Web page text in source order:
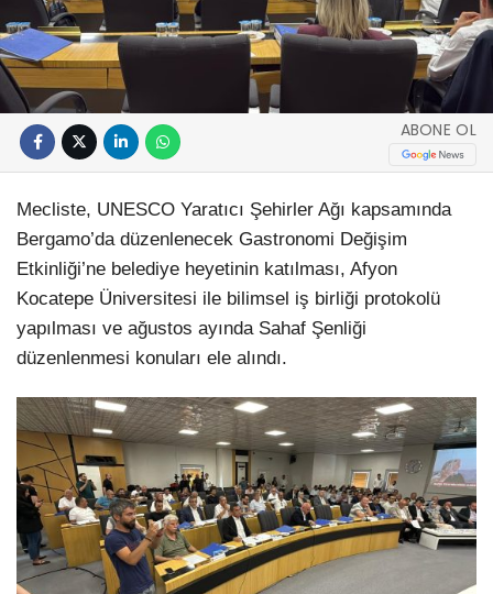
ABONE OL
Mecliste, UNESCO Yaratıcı Şehirler Ağı kapsamında
Bergamo’da düzenlenecek Gastronomi Değişim
Etkinliği’ne belediye heyetinin katılması, Afyon
Kocatepe Üniversitesi ile bilimsel iş birliği protokolü
yapılması ve ağustos ayında Sahaf Şenliği
düzenlenmesi konuları ele alındı.